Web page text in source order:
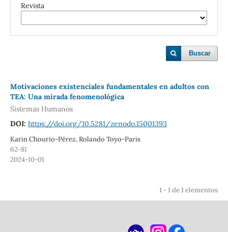
Revista
Buscar
Motivaciones existenciales fundamentales en adultos con
TEA: Una mirada fenomenológica
Sistemas Humanos
DOI: https://doi.org/10.5281/zenodo.15001393
Karin Chourio-Pérez, Rolando Toyo-Paris
62-81
2024-10-01
1 - 1 de 1 elementos